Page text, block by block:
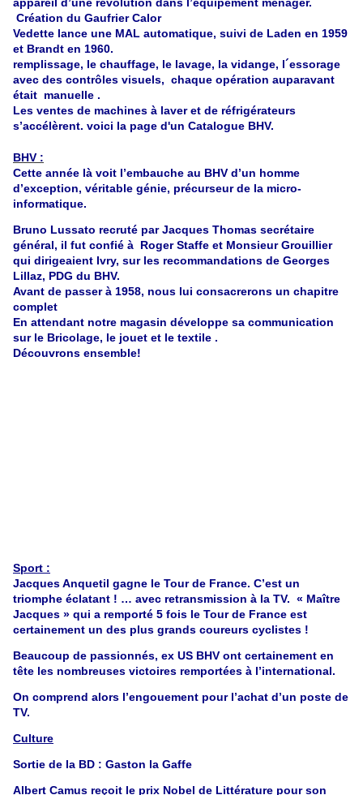
Création du Gaufrier Calor
Vedette lance une MAL automatique, suivi de Laden en 1959
et Brandt en 1960.
remplissage, le chauffage, le lavage, la vidange, l´essorage
avec des contrôles visuels, chaque opération auparavant
était manuelle .
Les ventes de machines à laver et de réfrigérateurs
s’accélèrent. voici la page d'un Catalogue BHV.
BHV :
Cette année là voit l’embauche au BHV d’un homme
d’exception, véritable génie, précurseur de la micro-
informatique.
Bruno Lussato recruté par Jacques Thomas secrétaire
général, il fut confié à Roger Staffe et Monsieur Grouillier
qui dirigeaient Ivry, sur les recommandations de Georges
Lillaz, PDG du BHV.
Avant de passer à 1958, nous lui consacrerons un chapitre
complet
En attendant notre magasin développe sa communication
sur le Bricolage, le jouet et le textile .
Découvrons ensemble!
Sport :
Jacques Anquetil gagne le Tour de France. C’est un
triomphe éclatant ! … avec retransmission à la TV. « Maître
Jacques » qui a remporté 5 fois le Tour de France est
certainement un des plus grands coureurs cyclistes !
Beaucoup de passionnés, ex US BHV ont certainement en
tête les nombreuses victoires remportées à l’international.
On comprend alors l’engouement pour l’achat d’un poste de
TV.
Culture
Sortie de la BD : Gaston la Gaffe
Albert Camus reçoit le prix Nobel de Littérature pour son